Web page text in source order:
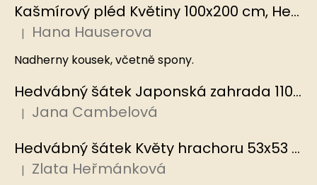
Kašmírový pléd Květiny 100x200 cm, Hedvábný svět
Hodnocení produktu je 5 z 5 hvězdiček.
| Hana Hauserova
Nadherny kousek, včetně spony.
Hedvábný šátek Japonská zahrada 110x110 cm v dárkovém balení, HEDVÁBNÝ SVĚT
Hodnocení produktu je 5 z 5 hvězdiček.
| Jana Cambelová
Hedvábný šátek Květy hrachoru 53x53 cm v dárkovém balení, HEDVÁBNÝ SVĚT
Hodnocení produktu je 5 z 5 hvězdiček.
| Zlata Heřmánková